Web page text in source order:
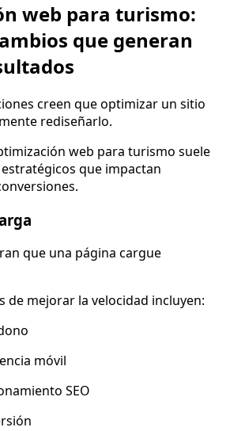
web para turismo:
que generan
creen que optimizar un sitio
rediseñarlo.
web para turismo suele
que impactan
que una página cargue
de mejorar la velocidad incluyen:
móvil
SEO